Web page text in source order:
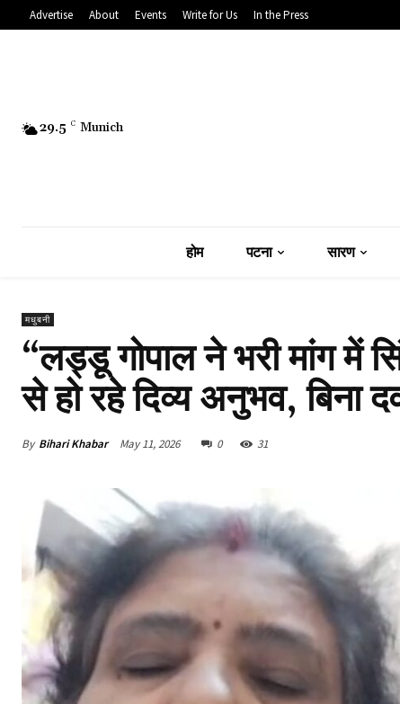
Advertise About Events Write for Us In the Press
29.5 C Munich
होम पटना सारण
मधुबनी
“लड्डू गोपाल ने भरी मांग में
से हो रहे दिव्य अनुभव, बिना
By Bihari Khabar May 11, 2026 0 31